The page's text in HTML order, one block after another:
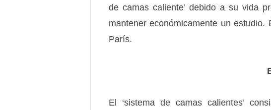
de camas caliente’ debido a su vida
mantener económicamente un
París.
El ‘sistema de camas calientes’